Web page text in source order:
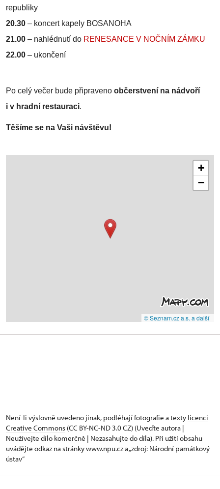
republiky
20.30 – koncert kapely BOSANOHA
21.00 – nahlédnutí do RENESANCE V NOČNÍM ZÁMKU
22.00 – ukončení
Po celý večer bude připraveno občerstvení na nádvoří
i v hradní restauraci.
Těšíme se na Vaši návštěvu!
+
−
© Seznam.cz a.s. a další
Není-li výslovně uvedeno jinak, podléhají fotografie a texty licenci
Creative Commons (CC BY-NC-ND 3.0 CZ) (Uveďte autora |
Neužívejte dílo komerčně | Nezasahujte do díla). Při užití obsahu
uvádějte odkaz na stránky www.npu.cz a „zdroj: Národní památkový
ústav“